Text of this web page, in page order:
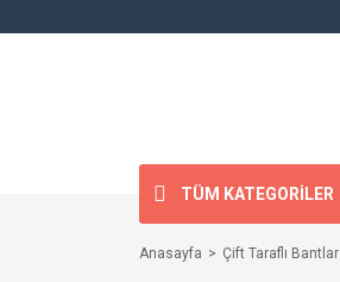
TÜM KATEGORİLER
Anasayfa Çift Taraflı Bantlar